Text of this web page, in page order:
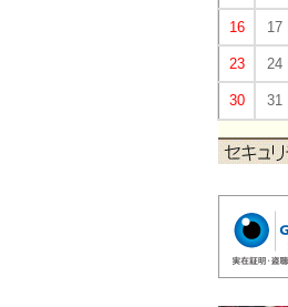
16 17
23 24
30 31